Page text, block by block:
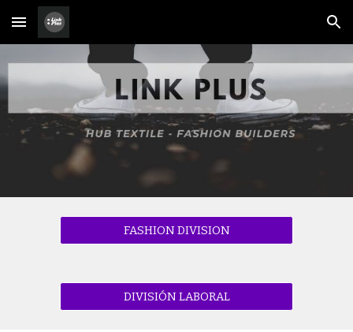
Skip to main content Skip to navigation
FASHION DIVISION
DIVISIÓN LABORAL